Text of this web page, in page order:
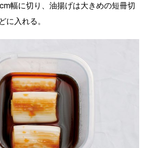
幅に切り、油揚げは大きめの短冊切
に入れる。